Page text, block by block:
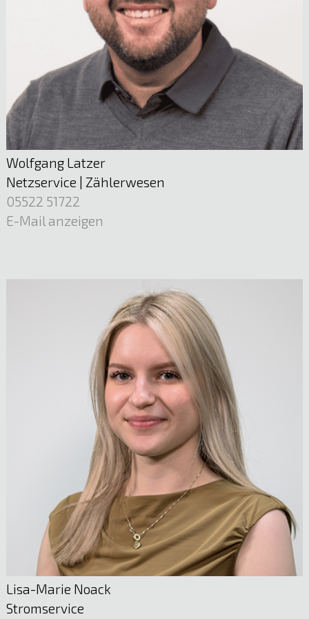
E-Mail anzeigen
Alexandra Zirker
E-Mail anzeigen
Mst. Sebastian Burkhard
Nicole Amann
Elektrotechnik
E-Mail anzeigen
Markus Reisch
Netzmanagement Technik
Wolfgang Latzer
Netzservice | Zählerwesen
05522 51722
E-Mail anzeigen
Lisa-Marie Noack
Stromservice